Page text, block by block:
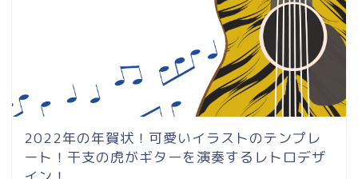
2022年の年賀状！可愛いイラストのテンプレ
ート！干支の虎がギターを演奏するレトロデザ